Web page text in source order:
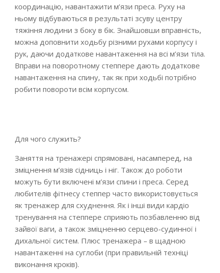
координацію, навантажити м’язи преса. Руху на
ньому відбуваються в результаті зсуву центру
тяжіння людини з боку в бік. Знайшовши вправність,
можна доповнити ходьбу різними рухами корпусу і
рук, даючи додаткове навантаження на всі м’язи тіла.
Вправи на поворотному степпере дають додаткове
навантаження на спину, так як при ходьбі потрібно
робити повороти всім корпусом.
Для чого служить?
Заняття на тренажері спрямовані, насамперед, на
зміцнення м’язів сідниць і ніг. Також до роботи
можуть бути включені м’язи спини і преса. Серед
любителів фітнесу степпер часто використовується
як тренажер для схуднення. Як і інші види кардіо
тренування на степпере сприяють позбавленню від
зайвої ваги, а також зміцненню серцево-судинної і
дихальної систем. Плюс тренажера – в щадною
навантаженні на суглоби (при правильній техніці
виконання кроків).